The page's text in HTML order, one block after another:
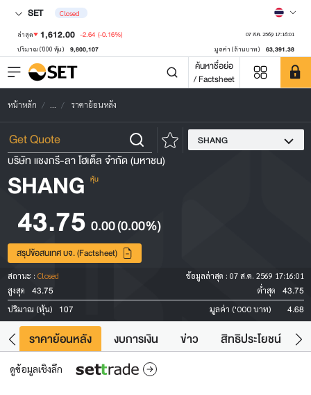
SET Closed
ล่าสุด 1,612.00 -2.64 (-0.16%) 07 ส.ค. 2569 17:16:01
ปริมาณ ('000 หุ้น) 9,800,107 มูลค่า (ล้านบาท) 63,391.38
ค้นหาชื่อย่อ
/ Factsheet
หน้าหลัก ... ราคาย้อนหลัง
SHANG
บริษัท แชงกรี-ลา โฮเต็ล จำกัด (มหาชน)
SHANG หุ้น
43.75 0.00(0.00%)
สรุปข้อสนเทศ บจ. (Factsheet)
สถานะ : Closed ข้อมูลล่าสุด : 07 ส.ค. 2569 17:16:01
สูงสุด
43.75 ต่ำสุด 43.75
ปริมาณ (หุ้น) 107 มูลค่า ('000 บาท) 4.68
ราคาย้อนหลัง งบการเงิน ข่าว สิทธิประโยชน์
ดูข้อมูลเชิงลึก